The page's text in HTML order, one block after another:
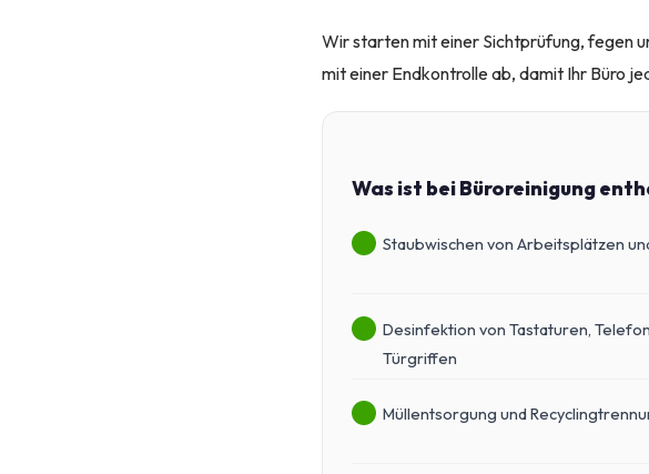
Wir starten mit einer Sichtprüfung, fegen
mit einer Endkontrolle ab, damit Ihr Büro
Was ist bei Büroreinigung
Staubwischen von Arbeitsplätzen
Desinfektion von Tastaturen,
Türgriffen
Müllentsorgung und